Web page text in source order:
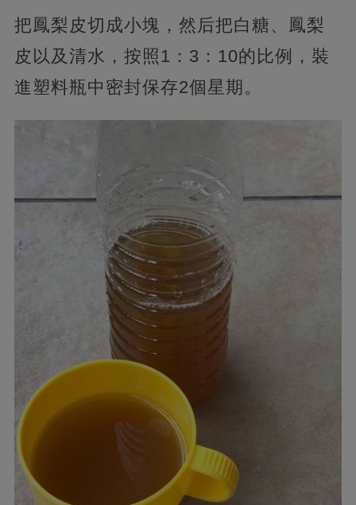
把鳳梨皮切成小塊，然后把白糖、鳳梨
皮以及清水，按照1：3：10的比例，裝
進塑料瓶中密封保存2個星期。